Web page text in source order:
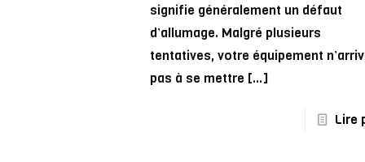
signifie généralement un défaut
d’allumage. Malgré plusieurs
tentatives, votre équipement
pas à se mettre […]
Lire